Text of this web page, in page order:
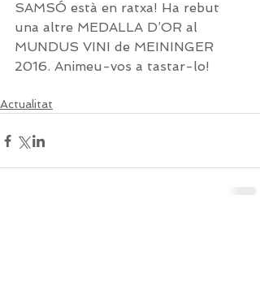
SAMSÓ està en ratxa! Ha rebut
una altre MEDALLA D’OR al
MUNDUS VINI de MEININGER
2016. Animeu-vos a tastar-lo!
Actualitat